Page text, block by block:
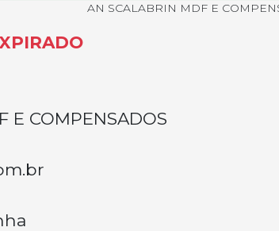
AN SCALABRIN MDF E
E COMPENSADOS